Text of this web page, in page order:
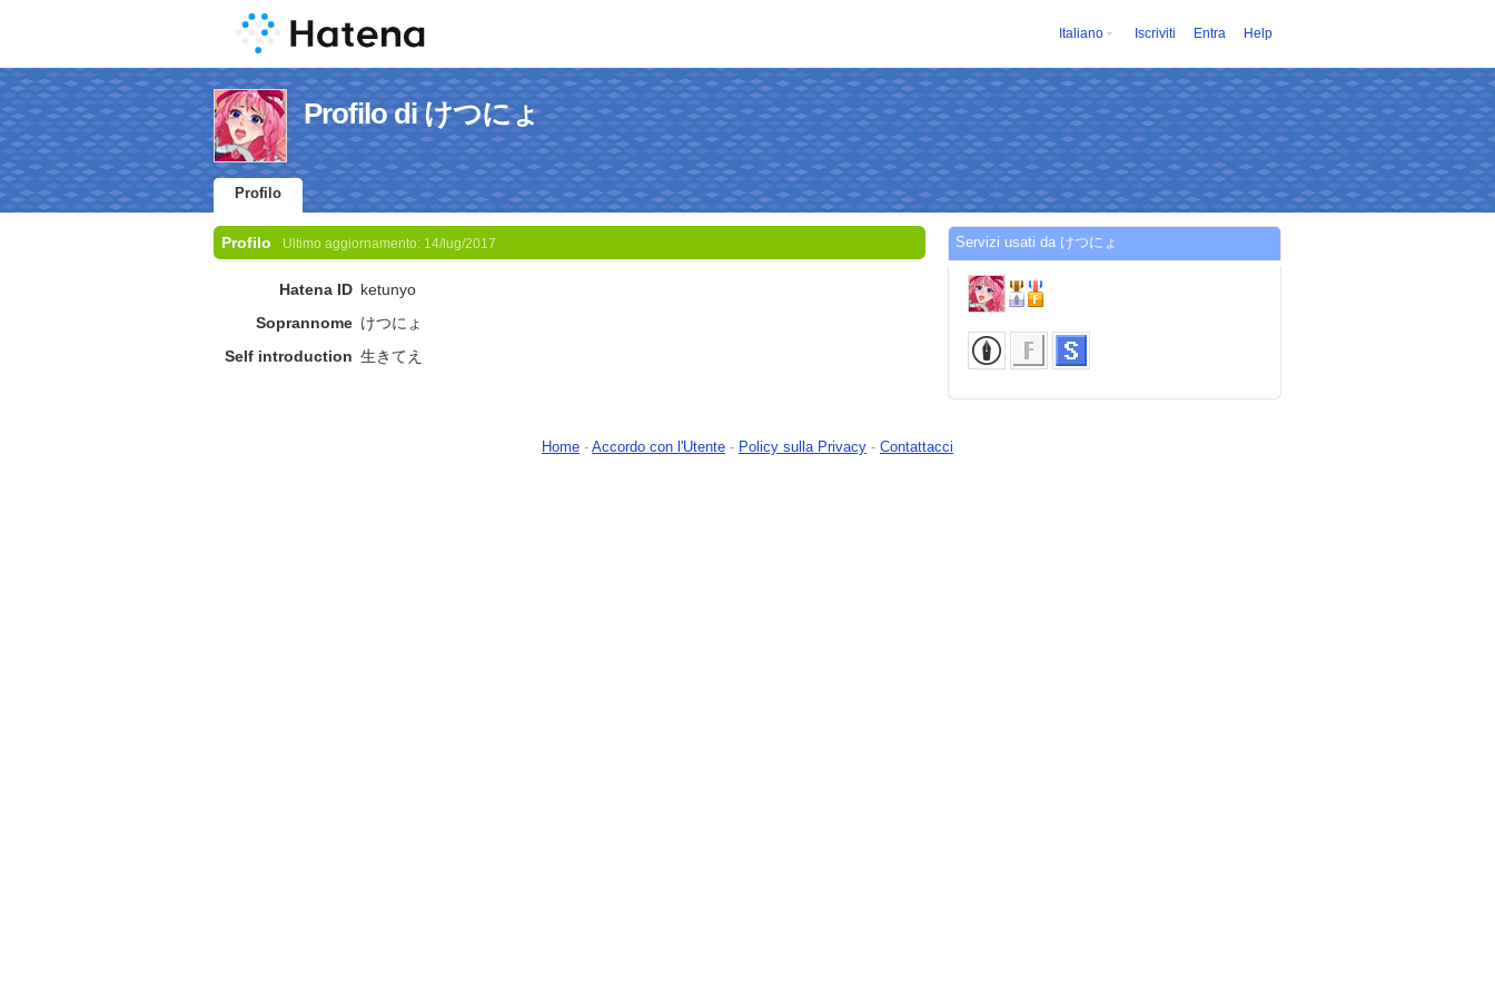
Italiano Iscriviti Entra Help
Profilo di けつにょ
Profilo
Profilo Ultimo aggiornamento: 14/lug/2017
Hatena ID ketunyo
Soprannome けつにょ
Self introduction 生きてえ
Servizi usati da けつにょ
Home - Accordo con l'Utente - Policy sulla Privacy - Contattacci